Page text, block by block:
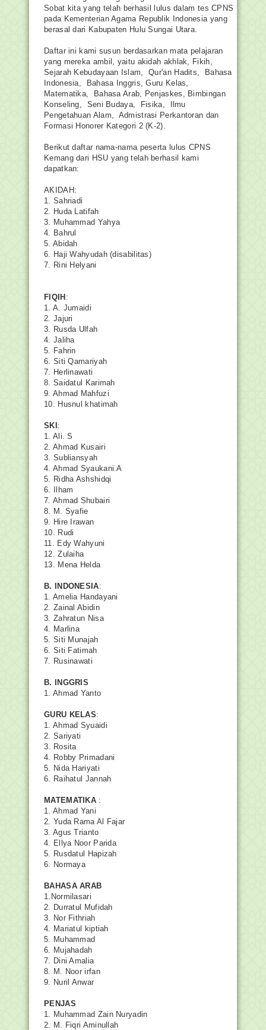
Sobat kita yang telah berhasil lulus dalam tes CPNS
pada Kementerian Agama Republik Indonesia yang
berasal dari Kabupaten Hulu Sungai Utara.
Daftar ini kami susun berdasarkan mata pelajaran
yang mereka ambil, yaitu akidah akhlak, Fikih,
Sejarah Kebudayaan Islam, Qur'an Hadits, Bahasa
Indonesia, Bahasa Inggris, Guru Kelas,
Matematika, Bahasa Arab, Penjaskes, Bimbingan
Konseling, Seni Budaya, Fisika, Ilmu
Pengetahuan Alam, Admistrasi Perkantoran dan
Formasi Honorer Kategori 2 (K-2).
Berikut daftar nama-nama peserta lulus CPNS
Kemang dari HSU yang telah berhasil kami
dapatkan:
AKIDAH:
1. Sahriadi
2. Huda Latifah
3. Muhammad Yahya
4. Bahrul
5. Abidah
6. Haji Wahyudah (disabilitas)
7. Rini Helyani
FIQIH :
1. A. Jumaidi
2. Jajuri
3. Rusda Ulfah
4. Jaliha
5. Fahrin
6. Siti Qamariyah
7. Herlinawati
8. Saidatul Karimah
9. Ahmad Mahfuzi
10. Husnul khatimah
SKI :
1. Ali. S
2. Ahmad Kusairi
3. Subliansyah
4. Ahmad Syaukani.A
5. Ridha Ashshidqi
6. Ilham
7. Ahmad Shubairi
8. M. Syafie
9. Hire Irawan
10. Rudi
11. Edy Wahyuni
12. Zulaiha
13. Mena Helda
B. INDONESIA:
1. Amelia Handayani
2. Zainal Abidin
3. Zahratun Nisa
4. Marlina
5. Siti Munajah
6. Siti Fatimah
7. Rusinawati
B. INGGRIS
1. Ahmad Yanto
GURU KELAS:
1. Ahmad Syuaidi
2. Sariyati
3. Rosita
4. Robby Primadani
5. Nida Hariyati
6. Raihatul Jannah
MATEMATIKA :
1. Ahmad Yani
2. Yuda Rama Al Fajar
3. Agus Trianto
4. Ellya Noor Parida
5. Rusdatul Hapizah
6. Normaya
BAHASA ARAB
1.Normilasari
2. Durratul Mufidah
3. Nor Fithriah
4. Mariatul kiptiah
5. Muhammad
6. Mujahadah
7. Dini Amalia
8. M. Noor irfan
9. Nuril Anwar
PENJAS
1. Muhammad Zain Nuryadin
2. M. Fiqri Aminullah